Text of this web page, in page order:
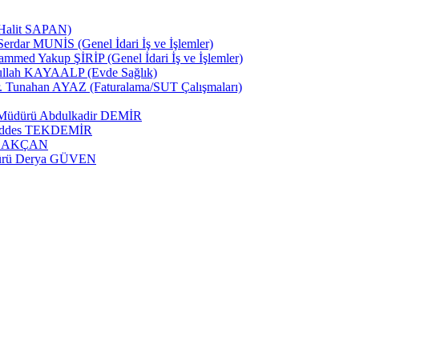
SAPAN)
MUNİS (Genel İdari İş ve İşlemler)
Yakup ŞİRİP (Genel İdari İş ve İşlemler)
KAYAALP (Evde Sağlık)
AYAZ (Faturalama/SUT Çalışmaları)
Abdulkadir DEMİR
TEKDEMİR
AKÇAN
Derya GÜVEN